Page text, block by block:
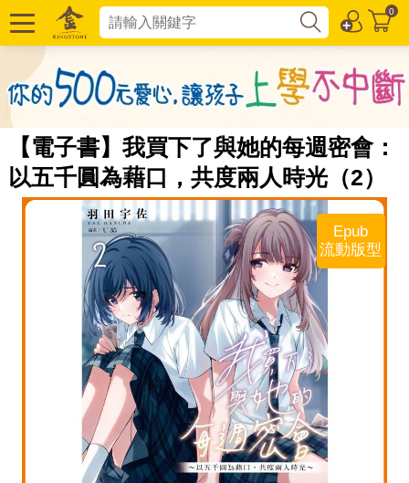
0
【電子書】我買下了與她的每週密會：
以五千圓為藉口，共度兩人時光（2）
Epub
流動版型